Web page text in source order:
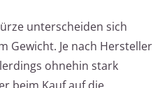
unterscheiden sich
Gewicht. Je nach Hersteller
ohnehin stark